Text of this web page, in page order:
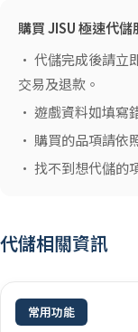
購買 JISU 極速代
• 代儲完成後請立
交易及退款。
• 遊戲資料如填寫
• 購買的品項請依
• 找不到想代儲的
代儲相關資訊
常用功能